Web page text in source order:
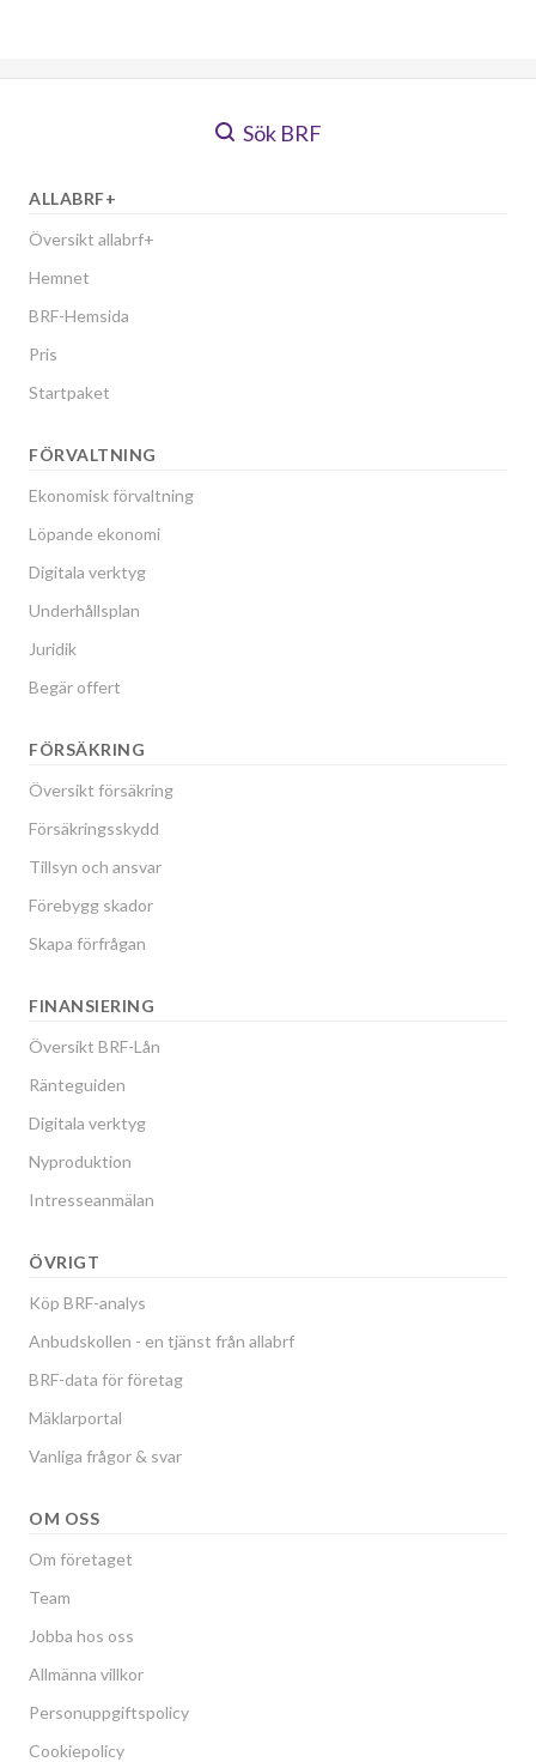
Sök BRF
ALLABRF+
Översikt allabrf+
Hemnet
BRF-Hemsida
Pris
Startpaket
FÖRVALTNING
Ekonomisk förvaltning
Löpande ekonomi
Digitala verktyg
Underhållsplan
Juridik
Begär offert
FÖRSÄKRING
Översikt försäkring
Försäkringsskydd
Tillsyn och ansvar
Förebygg skador
Skapa förfrågan
FINANSIERING
Översikt BRF-Lån
Ränteguiden
Digitala verktyg
Nyproduktion
Intresseanmälan
ÖVRIGT
Köp BRF-analys
Anbudskollen - en tjänst från allabrf
BRF-data för företag
Mäklarportal
Vanliga frågor & svar
OM OSS
Om företaget
Team
Jobba hos oss
Allmänna villkor
Personuppgiftspolicy
Cookiepolicy